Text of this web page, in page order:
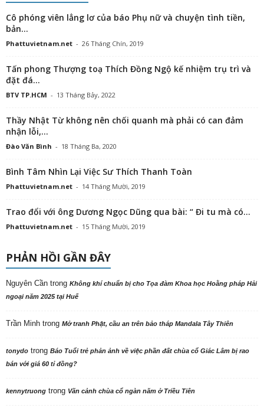
Cô phóng viên lẳng lơ của báo Phụ nữ và chuyện tình tiền,
bản...
Phattuvietnam.net - 26 Tháng Chín, 2019
Tấn phong Thượng toạ Thích Đồng Ngộ kế nhiệm trụ trì và
đặt đá...
BTV TP.HCM - 13 Tháng Bảy, 2022
Thầy Nhật Từ không nên chối quanh mà phải có can đảm
nhận lỗi,...
Đào Văn Bình - 18 Tháng Ba, 2020
Bình Tâm Nhìn Lại Việc Sư Thích Thanh Toàn
Phattuvietnam.net - 14 Tháng Mười, 2019
Trao đổi với ông Dương Ngọc Dũng qua bài: “ Đi tu mà có...
Phattuvietnam.net - 15 Tháng Mười, 2019
PHẢN HỒI GẦN ĐÂY
Nguyên Cần trong Không khí chuẩn bị cho Tọa đàm Khoa học Hoằng pháp Hải
ngoại năm 2025 tại Huế
Trần Minh trong Mở tranh Phật, cầu an trên bảo tháp Mandala Tây Thiên
tonydo trong Báo Tuổi trẻ phản ảnh về việc phần đất chùa cổ Giác Lâm bị rao
bán với giá 60 tỉ đồng?
kennytruong trong Vãn cảnh chùa cổ ngàn năm ở Triều Tiên